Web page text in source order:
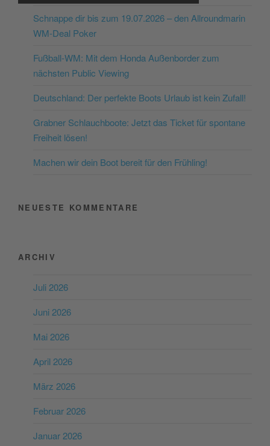
Nutzung des Service zu, um
dieses Video anzusehen.
Mehr Informationen
powered by
Consent Management
Schnappe dir bis zum 19.07.2026 – den Allroundmarin
WM-Deal Poker
Fußball-WM: Mit dem Honda Außenborder zum
nächsten Public Viewing
Deutschland: Der perfekte Boots Urlaub ist kein Zufall!
Grabner Schlauchboote: Jetzt das Ticket für spontane
Freiheit lösen!
Machen wir dein Boot bereit für den Frühling!
NEUESTE KOMMENTARE
ARCHIV
Juli 2026
Juni 2026
Mai 2026
April 2026
März 2026
Februar 2026
Januar 2026